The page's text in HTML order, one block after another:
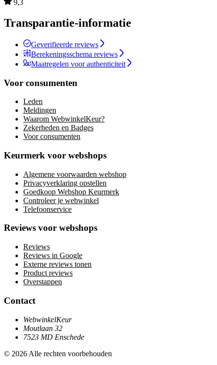
9,3
Transparantie-informatie
Geverifieerde reviews
Berekeningsschema reviews
Maatregelen voor authenticiteit
Voor consumenten
Leden
Meldingen
Waarom WebwinkelKeur?
Zekerheden en Badges
Voor consumenten
Keurmerk voor webshops
Algemene voorwaarden webshop
Privacyverklaring opstellen
Goedkoop Webshop Keurmerk
Controleer je webwinkel
Telefoonservice
Reviews voor webshops
Reviews
Reviews in Google
Externe reviews tonen
Product reviews
Overstappen
Contact
WebwinkelKeur
Moutlaan 32
7523 MD Enschede
© 2026 Alle rechten voorbehouden